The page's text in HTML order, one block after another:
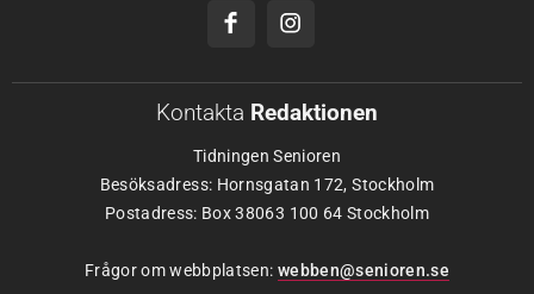
Kontakta Redaktionen
Tidningen Senioren
Besöksadress: Hornsgatan 172, Stockholm
Postadress: Box 38063 100 64 Stockholm
Frågor om webbplatsen: webben@senioren.se